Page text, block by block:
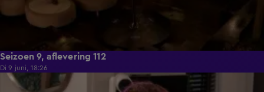
Seizoen 9, aflevering 112
Di 9 juni, 18:26
21:30